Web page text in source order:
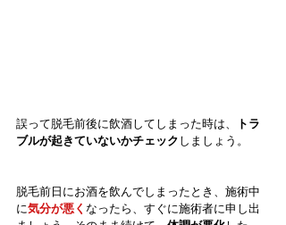
誤って脱毛前後に飲酒してしまった時は、
トラ
ブルが起きていないかチェック しましょう。
脱毛前日にお酒を飲んでしまったとき、施術中
に気分が悪く なったら、すぐに施術者に申し出